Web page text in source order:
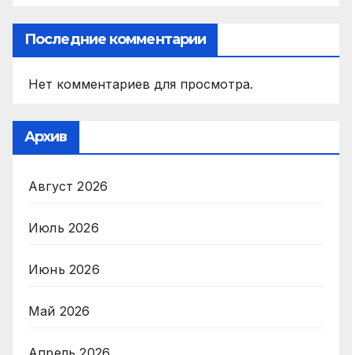
Последние комментарии
Нет комментариев для просмотра.
Архив
Август 2026
Июль 2026
Июнь 2026
Май 2026